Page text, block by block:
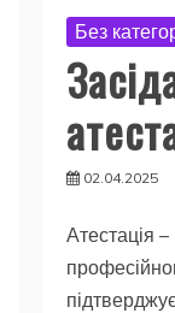
Без
02.04.2025
Атестація